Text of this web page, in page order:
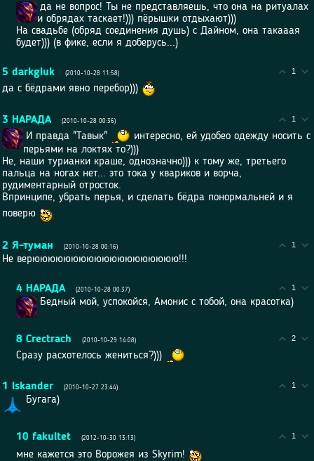
да не вопрос! Ты не представляешь, что она на ритуалах
и обрядах таскает!))) пёрышки отдыхают)))
На свадьбе (обряд соединения душь) с Дайном, она такааая
будет))) (в фике, если я доберусь...)
1
5 darkgluk (2010-10-28 11:58)
да с бёдрами явно перебор)))
1
3 НАРАДА (2010-10-28 00:36)
И правда "Тавык"
интересно, ей удобео одежду носить с
перьями на локтях то?)))
Не, наши турианки краше, однозначно))) к тому же, третьего
пальца на ногах нет... это тока у квариков и ворча,
рудиментарный отросток.
Впринципе, убрать перья, и сделать бёдра понормальней и я
поверю
1
2 Я-туман (2010-10-28 00:16)
Не верююююююююююююююююююю!!!
1
4 НАРАДА (2010-10-28 00:37)
Бедный мой, успокойся, Амонис с тобой, она красотка)
2
8 Crectrach (2010-10-29 14:08)
Cразу расхотелось жениться?)))
1
1 Iskander (2010-10-27 23:44)
Бугага)
1
10 fakultet (2012-10-30 13:13)
мне кажется это Ворожея из Skyrim!